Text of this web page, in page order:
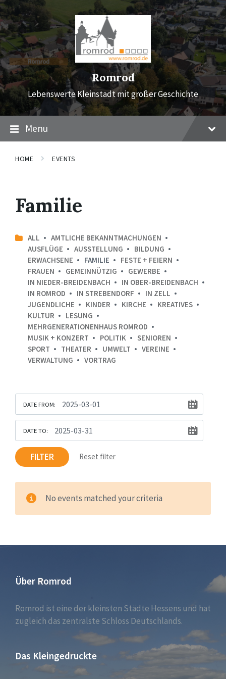
Skip
to
content
Skip
to
main
navigation
Skip
to
footer
Romrod
Lebenswerte Kleinstadt mit großer Geschichte
Menu
HOME EVENTS
Familie
ALL
AMTLICHE BEKANNTMACHUNGEN
AUSFLÜGE
AUSSTELLUNG
BILDUNG
ERWACHSENE
FAMILIE
FESTE + FEIERN
FRAUEN
GEMEINNÜTZIG
GEWERBE
IN NIEDER-BREIDENBACH
IN OBER-BREIDENBACH
IN ROMROD
IN STREBENDORF
IN ZELL
JUGENDLICHE
KINDER KIRCHE
KREATIVES
KULTUR
LESUNG
MEHRGENERATIONENHAUS ROMROD
MUSIK + KONZERT
POLITIK
SENIOREN
SPORT
THEATER UMWELT
VEREINE
VERWALTUNG
VORTRAG
DATE FROM:
DATE TO:
FILTER Reset filter
No events matched your criteria
Über Romrod
Romrod ist eine der kleinsten Städte Hessens und hat
zugleich das zentralste Schloss Deutschlands.
Das Kleingedruckte